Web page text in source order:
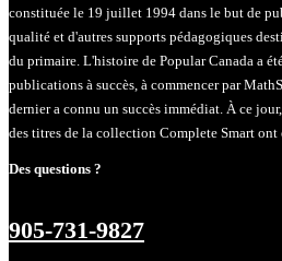
constituée le 19 juillet 1994 dans le but de
qualité et d'autres supports pédagogiques
du primaire. L'histoire de Popular Canada a
publications à succès, à commencer par
dernier a connu un succès immédiat. À ce
des titres de la collection Complete Smart ont
Des questions ?
905-731-9827